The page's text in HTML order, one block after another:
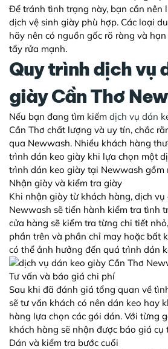
Để tránh tình trạng này, bạn cần nên
dịch vệ sinh giày phù hợp. Các loại
hãy nên có nguồn gốc rõ ràng và
tẩy rửa mạnh.
Quy trình dịch vụ
giày Cần Thơ
Nếu bạn đang tìm kiếm dịch vụ dán
Cần Thơ chất lượng và uy tín, chắc
qua Newwash. Nhiều khách hàng
trình dán keo giày khi lựa chọn một
trình dán keo giày tại Newwash gồm
Nhận giày và kiểm tra giày
Khi nhận giày từ khách hàng, dịch vụ
Newwash sẽ tiến hành kiểm tra tình
cửa hàng sẽ kiểm tra từng chi tiết
phần trên và phần chỉ may hoặc bất
có thể ảnh hưởng đến quá trình dán
Tư vấn và báo giá chi phí
Sau khi đã đánh giá tổng quan về
sẽ tư vấn khách có nên dán keo hay
hàng lựa chọn các gói dán. Với từng
khách hàng sẽ nhận được báo giá cụ
Dán và kiểm tra bước cuối